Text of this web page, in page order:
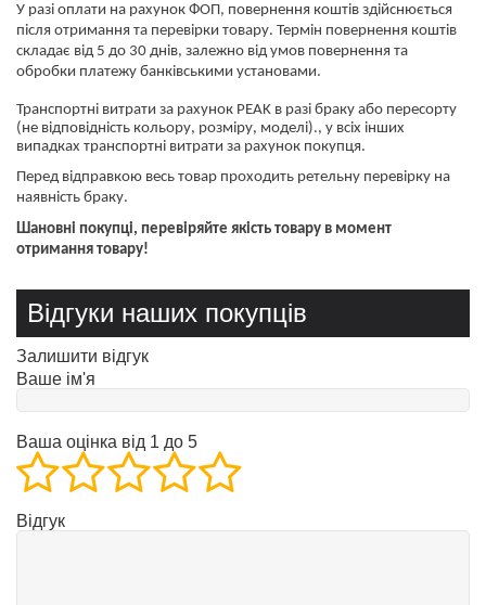
У разі оплати на рахунок ФОП, повернення коштів здійснюється
після отримання та перевірки товару. Термін повернення коштів
складає від 5 до 30 днів, залежно від умов повернення та
обробки платежу банківськими установами.
​​​​​​​Транспортні витрати за рахунок PEAK в разі браку або пересорту
(не відповідність кольору, розміру, моделі)., у всіх інших
випадках транспортні витрати за рахунок покупця.
Перед відправкою весь товар проходить ретельну перевірку на
наявність браку.
Шановні покупці, перевіряйте якість товару в момент
отримання товару!
Відгуки наших покупців
Залишити відгук
Ваше ім'я
Ваша оцінка від 1 до 5
Відгук